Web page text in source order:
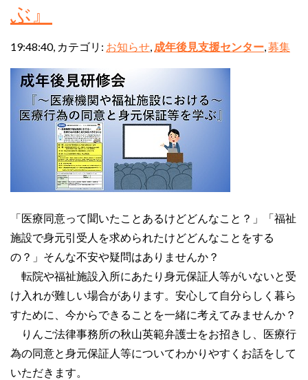
ぶ』
19:48:40, カテゴリ: お知らせ, 成年後見支援センター,募集
「医療同意って聞いたことあるけどどんなこと？」「福祉
施設で身元引受人を求められたけどどんなことをする
の？」そんな不安や疑問はありませんか？
転院や福祉施設入所にあたり身元保証人等がいないと受
け入れが難しい場合があります。安心して自分らしく暮ら
すために、今からできることを一緒に考えてみませんか？
りんご法律事務所の秋山英範弁護士をお招きし、医療行
為の同意と身元保証人等についてわかりやすくお話をして
いただきます。